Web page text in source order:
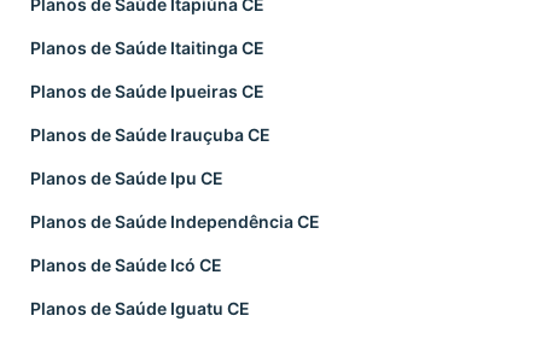
Planos de Saúde Itaitinga CE
Planos de Saúde Ipueiras CE
Planos de Saúde Irauçuba CE
Planos de Saúde Ipu CE
Planos de Saúde Independência CE
Planos de Saúde Icó CE
Planos de Saúde Iguatu CE